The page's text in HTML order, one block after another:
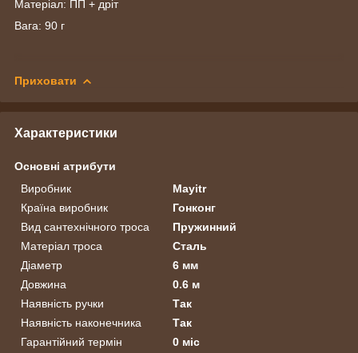
Матеріал: ПП + дріт
Вага: 90 г
Приховати
Характеристики
Основні атрибути
Виробник
Mayitr
Країна виробник
Гонконг
Вид сантехнічного троса
Пружинний
Матеріал троса
Сталь
Діаметр
6 мм
Довжина
0.6 м
Наявність ручки
Так
Наявність наконечника
Так
Гарантійний термін
0 міс